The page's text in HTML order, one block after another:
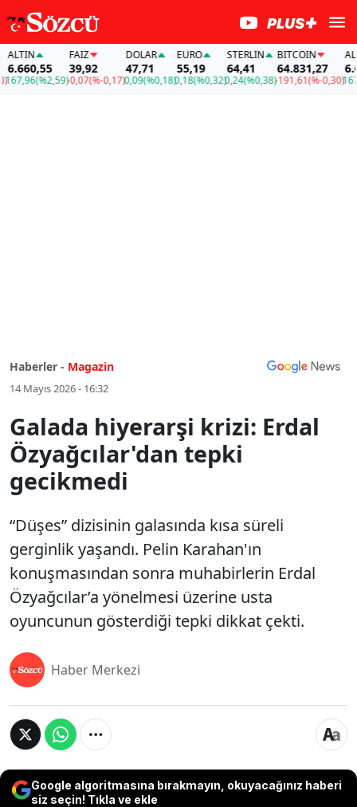
(%2,59)
FAİZ
39,92
-0,07(%-0,17)
DOLAR
47,71
0,09(%0,18)
EURO
55,19
0,18(%0,32)
STERLIN
64,41
0,24(%0,38)
BITCOIN
64.831,27
-191,61(%-0,30)
Haberler - Magazin
14 Mayıs 2026 - 16:32
Galada hiyerarşi krizi: Erdal
Özyağcılar'dan tepki
gecikmedi
“Düşes” dizisinin galasında kısa süreli
gerginlik yaşandı. Pelin Karahan'ın
konuşmasından sonra muhabirlerin Erdal
Özyağcılar’a yönelmesi üzerine usta
oyuncunun gösterdiği tepki dikkat çekti.
Haber Merkezi
Google algoritmasına bırakmayın, okuyacağınız haberi
siz seçin! Tıkla ve ekle